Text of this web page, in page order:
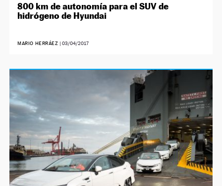
800 km de autonomía para el SUV de
hidrógeno de Hyundai
MARIO HERRÁEZ | 03/04/2017